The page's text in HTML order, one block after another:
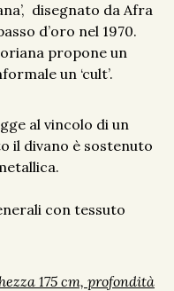
disegnato da Afra
d’oro nel 1970.
propone un
un ‘cult’.
al vincolo di un
il divano è sostenuto
con tessuto
175 cm, profondità